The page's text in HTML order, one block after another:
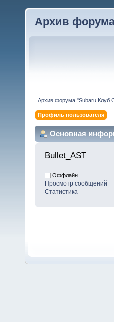
Архив форума
Архив форума "Subaru Клуб
Профиль пользователя
Основная
Bullet_AST
Оффлайн
Просмотр сообщений
Статистика